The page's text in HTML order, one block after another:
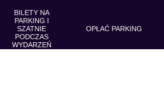
BILETY NA
PARKING I
SZATNIE
PODCZAS
WYDARZEŃ
OPŁAĆ PARKING